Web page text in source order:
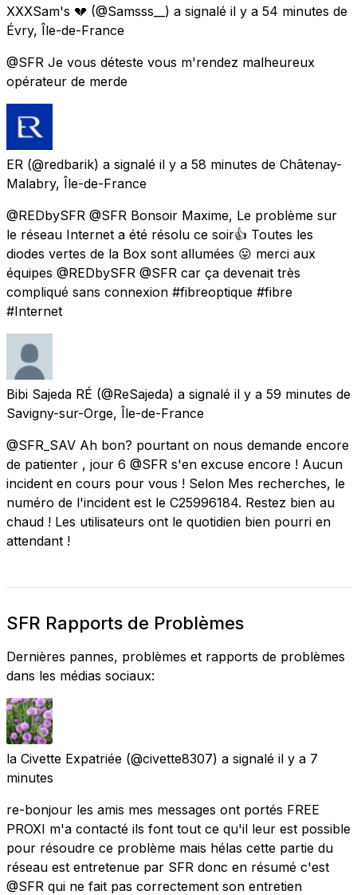
XXXSam's 💔 (@Samsss__) a signalé il y a 54 minutes de
Évry, Île-de-France
@SFR Je vous déteste vous m'rendez malheureux
opérateur de merde
ER (@redbarik) a signalé il y a 58 minutes de Châtenay-
Malabry, Île-de-France
@REDbySFR @SFR Bonsoir Maxime, Le problème sur
le réseau Internet a été résolu ce soir👍 Toutes les
diodes vertes de la Box sont allumées 😛 merci aux
équipes @REDbySFR @SFR car ça devenait très
compliqué sans connexion #fibreoptique #fibre
#Internet
Bibi Sajeda RÉ (@ReSajeda) a signalé il y a 59 minutes de
Savigny-sur-Orge, Île-de-France
@SFR_SAV Ah bon? pourtant on nous demande encore
de patienter , jour 6 @SFR s'en excuse encore ! Aucun
incident en cours pour vous ! Selon Mes recherches, le
numéro de l'incident est le C25996184. Restez bien au
chaud ! Les utilisateurs ont le quotidien bien pourri en
attendant !
SFR Rapports de Problèmes
Dernières pannes, problèmes et rapports de problèmes
dans les médias sociaux:
la Civette Expatriée (@civette8307) a signalé il y a 7
minutes
re-bonjour les amis mes messages ont portés FREE
PROXI m'a contacté ils font tout ce qu'il leur est possible
pour résoudre ce problème mais hélas cette partie du
réseau est entretenue par SFR donc en résumé c'est
@SFR qui ne fait pas correctement son entretien